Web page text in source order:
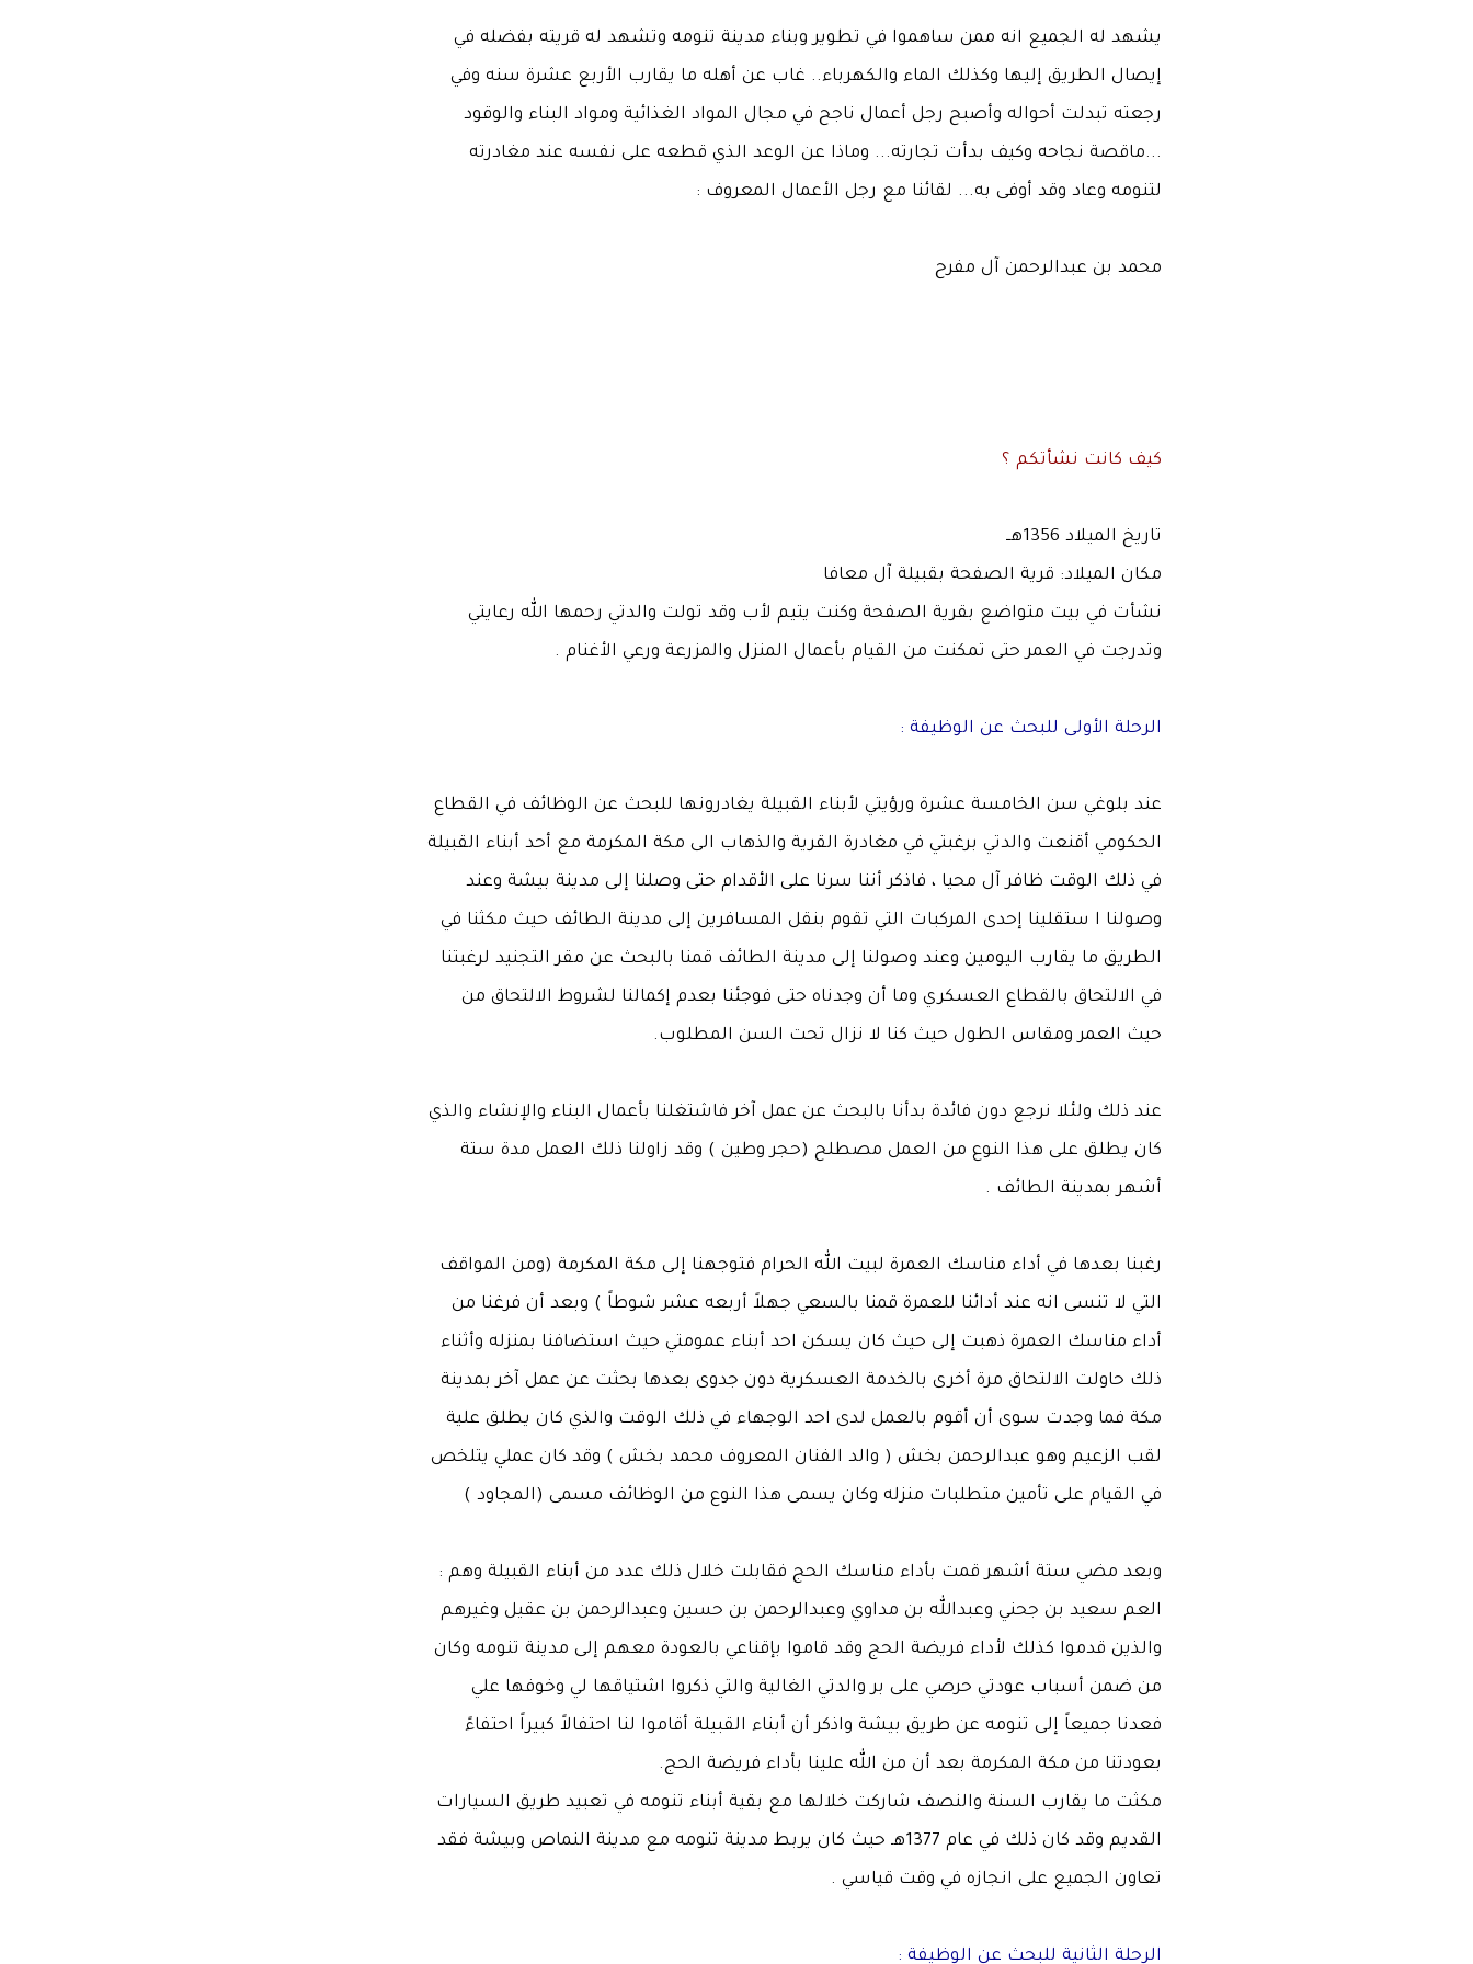
يشهد له الجميع انه ممن ساهموا في تطوير وبناء مدينة تنومه وتشهد له قريته بفضله في
إيصال الطريق إليها وكذلك الماء والكهرباء.. غاب عن أهله ما يقارب الأربع عشرة سنه وفي
رجعته تبدلت أحواله وأصبح رجل أعمال ناجح في مجال المواد الغذائية ومواد البناء والوقود
...ماقصة نجاحه وكيف بدأت تجارته... وماذا عن الوعد الذي قطعه على نفسه عند مغادرته
لتنومه وعاد وقد أوفى به... لقائنا مع رجل الأعمال المعروف :
محمد بن عبدالرحمن آل مفرح
كيف كانت نشأتكم ؟
تاريخ الميلاد 1356هــ
مكان الميلاد: قرية الصفحة بقبيلة آل معافا
نشأت في بيت متواضع بقرية الصفحة وكنت يتيم لأب وقد تولت والدتي رحمها الله رعايتي
وتدرجت في العمر حتى تمكنت من القيام بأعمال المنزل والمزرعة ورعي الأغنام .
الرحلة الأولى للبحث عن الوظيفة :
عند بلوغي سن الخامسة عشرة ورؤيتي لأبناء القبيلة يغادرونها للبحث عن الوظائف في القطاع
الحكومي أقنعت والدتي برغبتي في مغادرة القرية والذهاب الى مكة المكرمة مع أحد أبناء القبيلة
في ذلك الوقت ظافر آل محيا ، فاذكر أننا سرنا على الأقدام حتى وصلنا إلى مدينة بيشة وعند
وصولنا ا ستقلينا إحدى المركبات التي تقوم بنقل المسافرين إلى مدينة الطائف حيث مكثنا في
الطريق ما يقارب اليومين وعند وصولنا إلى مدينة الطائف قمنا بالبحث عن مقر التجنيد لرغبتنا
في الالتحاق بالقطاع العسكري وما أن وجدناه حتى فوجئنا بعدم إكمالنا لشروط الالتحاق من
حيث العمر ومقاس الطول حيث كنا لا نزال تحت السن المطلوب.
عند ذلك ولئلا نرجع دون فائدة بدأنا بالبحث عن عمل آخر فاشتغلنا بأعمال البناء والإنشاء والذي
كان يطلق على هذا النوع من العمل مصطلح (حجر وطين ) وقد زاولنا ذلك العمل مدة ستة
أشهر بمدينة الطائف .
رغبنا بعدها في أداء مناسك العمرة لبيت الله الحرام فتوجهنا إلى مكة المكرمة (ومن المواقف
التي لا تنسى انه عند أدائنا للعمرة قمنا بالسعي جهلاً أربعه عشر شوطاً ) وبعد أن فرغنا من
أداء مناسك العمرة ذهبت إلى حيث كان يسكن احد أبناء عمومتي حيث استضافنا بمنزله وأثناء
ذلك حاولت الالتحاق مرة أخرى بالخدمة العسكرية دون جدوى بعدها بحثت عن عمل آخر بمدينة
مكة فما وجدت سوى أن أقوم بالعمل لدى احد الوجهاء في ذلك الوقت والذي كان يطلق علية
لقب الزعيم وهو عبدالرحمن بخش ( والد الفنان المعروف محمد بخش ) وقد كان عملي يتلخص
في القيام على تأمين متطلبات منزله وكان يسمى هذا النوع من الوظائف مسمى (المجاود )
وبعد مضي ستة أشهر قمت بأداء مناسك الحج فقابلت خلال ذلك عدد من أبناء القبيلة وهم :
العم سعيد بن جحني وعبدالله بن مداوي وعبدالرحمن بن حسين وعبدالرحمن بن عقيل وغيرهم
والذين قدموا كذلك لأداء فريضة الحج وقد قاموا بإقناعي بالعودة معهم إلى مدينة تنومه وكان
من ضمن أسباب عودتي حرصي على بر والدتي الغالية والتي ذكروا اشتياقها لي وخوفها علي
فعدنا جميعاً إلى تنومه عن طريق بيشة واذكر أن أبناء القبيلة أقاموا لنا احتفالاً كبيراً احتفاءً
بعودتنا من مكة المكرمة بعد أن من الله علينا بأداء فريضة الحج.
مكثت ما يقارب السنة والنصف شاركت خلالها مع بقية أبناء تنومه في تعبيد طريق السيارات
القديم وقد كان ذلك في عام 1377هـ حيث كان يربط مدينة تنومه مع مدينة النماص وبيشة فقد
تعاون الجميع على انجازه في وقت قياسي .
الرحلة الثانية للبحث عن الوظيفة :